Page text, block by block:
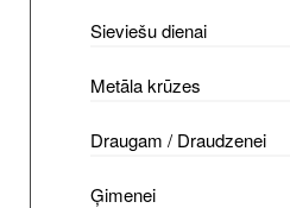
Sieviešu dienai
Metāla krūzes
Draugam / Draudzenei
Ģimenei